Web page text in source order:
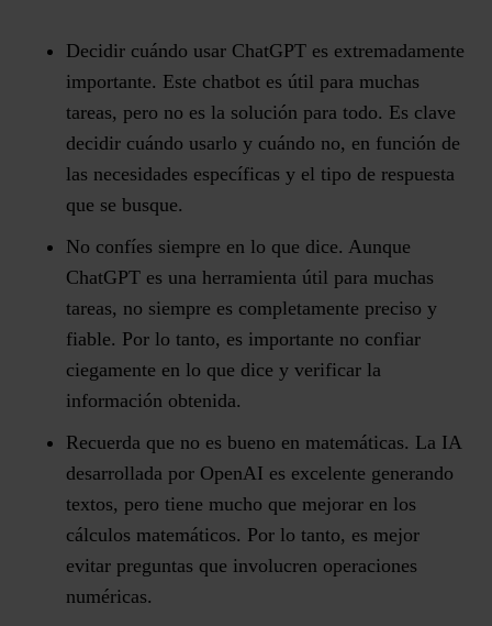
Decidir cuándo usar ChatGPT es extremadamente
importante. Este chatbot es útil para muchas
tareas, pero no es la solución para todo. Es clave
decidir cuándo usarlo y cuándo no, en función de
las necesidades específicas y el tipo de respuesta
que se busque.
No confíes siempre en lo que dice. Aunque
ChatGPT es una herramienta útil para muchas
tareas, no siempre es completamente preciso y
fiable. Por lo tanto, es importante no confiar
ciegamente en lo que dice y verificar la
información obtenida.
Recuerda que no es bueno en matemáticas. La IA
desarrollada por OpenAI es excelente generando
textos, pero tiene mucho que mejorar en los
cálculos matemáticos. Por lo tanto, es mejor
evitar preguntas que involucren operaciones
numéricas.